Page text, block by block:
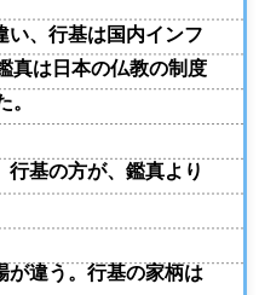
、行基は国内インフ
真は日本の仏教の制度
。
基の方が、鑑真より
違う。行基の家柄は